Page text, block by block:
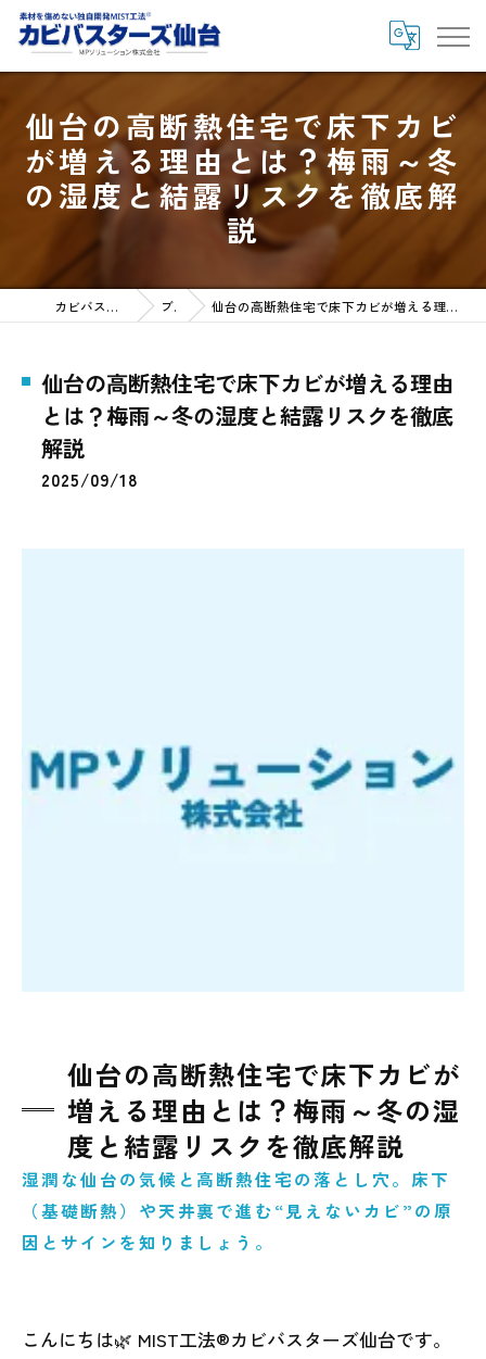
仙台の高断熱住宅で床下カビ
が増える理由とは？梅雨～冬
の湿度と結露リスクを徹底解
説
カビバスターズ仙台HOME ブログ 仙台の高断熱住宅で床下カビが増える理由とは？梅雨～冬の湿度と結露リスクを徹底解説
仙台の高断熱住宅で床下カビが増える理由
とは？梅雨～冬の湿度と結露リスクを徹底
解説
2025/09/18
仙台の高断熱住宅で床下カビが
増える理由とは？梅雨～冬の湿
度と結露リスクを徹底解説
湿潤な仙台の気候と高断熱住宅の落とし穴。床下
（基礎断熱）や天井裏で進む“見えないカビ”の原
因とサインを知りましょう。
こんにちは🌿 MIST工法®カビバスターズ仙台です。